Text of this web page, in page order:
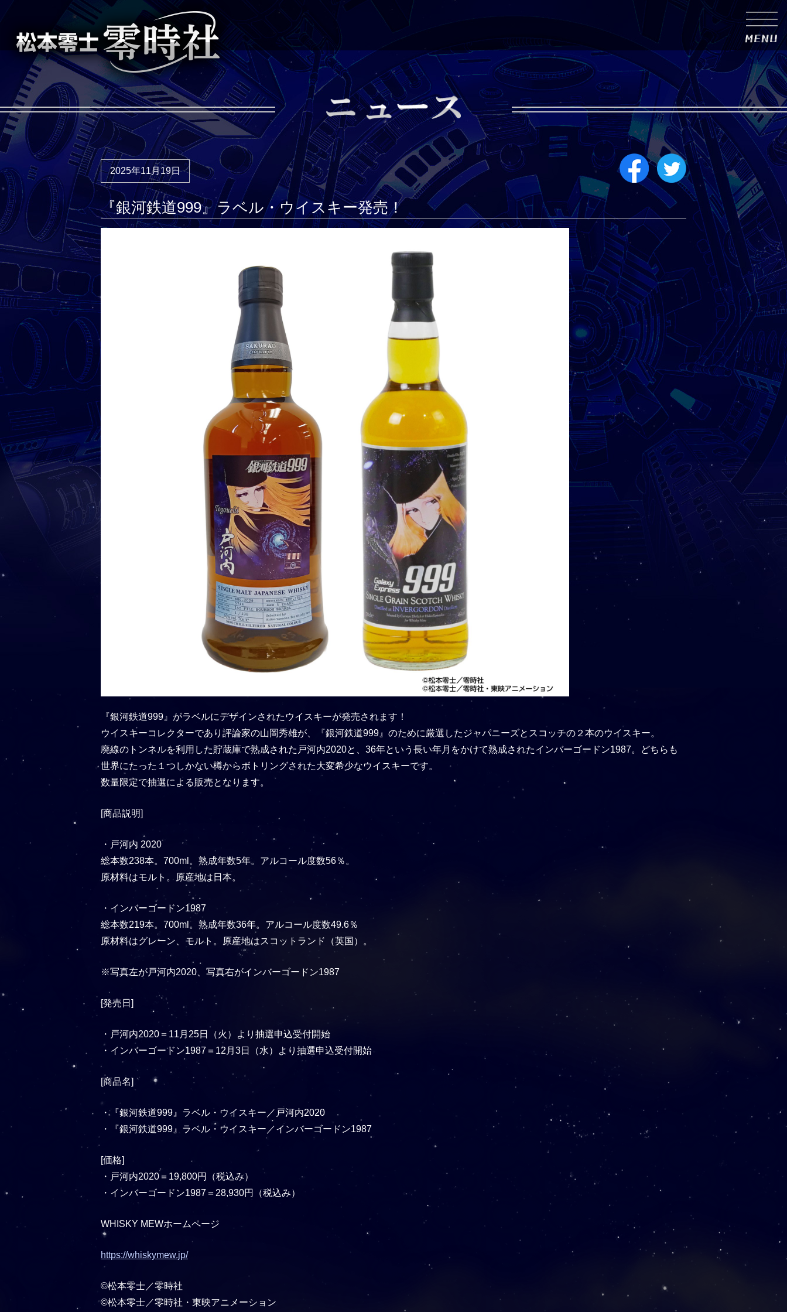
2025年11月19日
『銀河鉄道999』ラベル・ウイスキー発売！
『銀河鉄道999』がラベルにデザインされたウイスキーが発売されます！
ウイスキーコレクターであり評論家の山岡秀雄が、『銀河鉄道999』のために厳選したジャパニーズとスコッチの２本のウイスキー。
廃線のトンネルを利用した貯蔵庫で熟成された戸河内2020と、36年という長い年月をかけて熟成されたインバーゴードン1987。どちらも
世界にたった１つしかない樽からボトリングされた大変希少なウイスキーです。
数量限定で抽選による販売となります。
[商品説明]
・戸河内 2020
総本数238本。700ml。熟成年数5年。アルコール度数56％。
原材料はモルト。原産地は日本。
・インバーゴードン1987
総本数219本。700ml。熟成年数36年。アルコール度数49.6％
原材料はグレーン、モルト。原産地はスコットランド（英国）。
※写真左が戸河内2020、写真右がインバーゴードン1987
[発売日]
・戸河内2020＝11月25日（火）より抽選申込受付開始
・インバーゴードン1987＝12月3日（水）より抽選申込受付開始
[商品名]
・『銀河鉄道999』ラベル・ウイスキー／戸河内2020
・『銀河鉄道999』ラベル・ウイスキー／インバーゴードン1987
[価格]
・戸河内2020＝19,800円（税込み）
・インバーゴードン1987＝28,930円（税込み）
WHISKY MEWホームページ
https://whiskymew.jp/
©松本零士／零時社
©松本零士／零時社・東映アニメーション